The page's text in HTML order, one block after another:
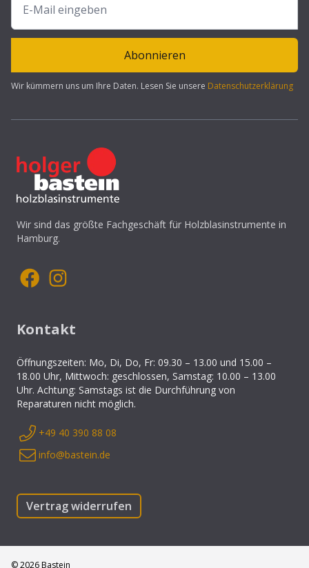
Abonnieren
Wir kümmern uns um Ihre Daten. Lesen Sie unsere Datenschutzerklärung
Wir sind das größte Fachgeschäft für Holzblasinstrumente in
Hamburg.
Kontakt
Öffnungszeiten: Mo, Di, Do, Fr: 09.30 – 13.00 und 15.00 –
18.00 Uhr, Mittwoch: geschlossen, Samstag: 10.00 – 13.00
Uhr. Achtung: Samstags ist die Durchführung von
Reparaturen nicht möglich.
+49 40 390 88 08
info@bastein.de
Vertrag widerrufen
©2026 Bastein